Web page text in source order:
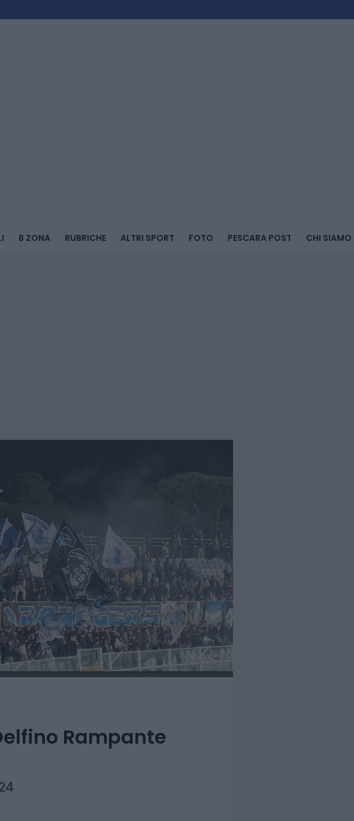
B ZONA RUBRICHE ALTRI SPORT FOTO PESCARA POST CHI SIAMO
Rampante